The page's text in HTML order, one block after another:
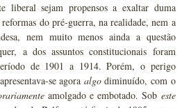
liberal sejam propensos a exaltar duma
do pré-guerra, na realidade, nem a
nem muito menos ainda a questão
a dos assuntos constitucionais foram
de 1901 a 1914. Porém, o perigo
se agora algodiminuído, com o
amolgado e embotado. Sob este